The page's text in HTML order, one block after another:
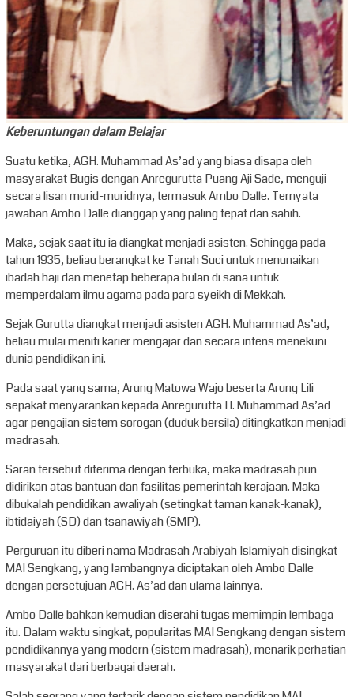
Keberuntungan dalam Belajar
Suatu ketika, AGH. Muhammad As’ad yang biasa disapa oleh
masyarakat Bugis dengan Anregurutta Puang Aji Sade, menguji
secara lisan murid-muridnya, termasuk Ambo Dalle. Ternyata
jawaban Ambo Dalle dianggap yang paling tepat dan sahih.
Maka, sejak saat itu ia diangkat menjadi asisten. Sehingga pada
tahun 1935, beliau berangkat ke Tanah Suci untuk menunaikan
ibadah haji dan menetap beberapa bulan di sana untuk
memperdalam ilmu agama pada para syeikh di Mekkah.
Sejak Gurutta diangkat menjadi asisten AGH. Muhammad As’ad,
beliau mulai meniti karier mengajar dan secara intens menekuni
dunia pendidikan ini.
Pada saat yang sama, Arung Matowa Wajo beserta Arung Lili
sepakat menyarankan kepada Anregurutta H. Muhammad As’ad
agar pengajian sistem sorogan (duduk bersila) ditingkatkan menjadi
madrasah.
Saran tersebut diterima dengan terbuka, maka madrasah pun
didirikan atas bantuan dan fasilitas pemerintah kerajaan. Maka
dibukalah pendidikan awaliyah (setingkat taman kanak-kanak),
ibtidaiyah (SD) dan tsanawiyah (SMP).
Perguruan itu diberi nama Madrasah Arabiyah Islamiyah disingkat
MAI Sengkang, yang lambangnya diciptakan oleh Ambo Dalle
dengan persetujuan AGH. As’ad dan ulama lainnya.
Ambo Dalle bahkan kemudian diserahi tugas memimpin lembaga
itu. Dalam waktu singkat, popularitas MAI Sengkang dengan sistem
pendidikannya yang modern (sistem madrasah), menarik perhatian
masyarakat dari berbagai daerah.